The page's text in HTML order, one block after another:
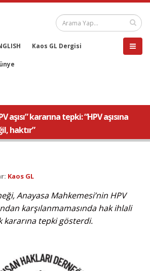
Kaos GL Dergisi
aşısı” kararına tepki: “HPV aşısına
haktır”
Kaos GL
Anayasa Mahkemesi’nin HPV
karşılanmamasında hak ihlali
kararına tepki gösterdi.